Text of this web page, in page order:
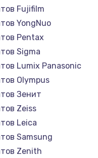
Fujifilm
YongNuo
Pentax
Sigma
Lumix Panasonic
Olympus
Зенит
Zeiss
Leica
Samsung
Zenith